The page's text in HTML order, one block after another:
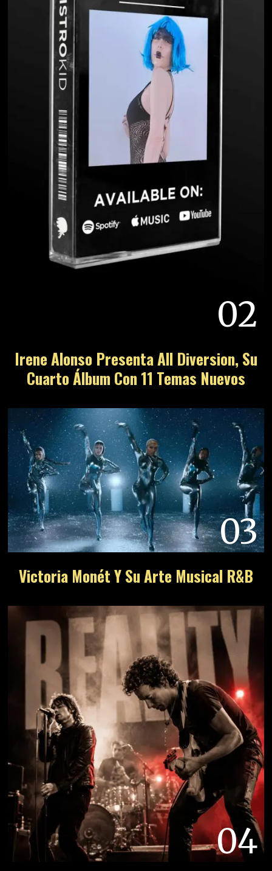
02
Irene Alonso Presenta All Diversion, Su
Cuarto Álbum Con 11 Temas Nuevos
03
Victoria Monét Y Su Arte Musical R&B
04